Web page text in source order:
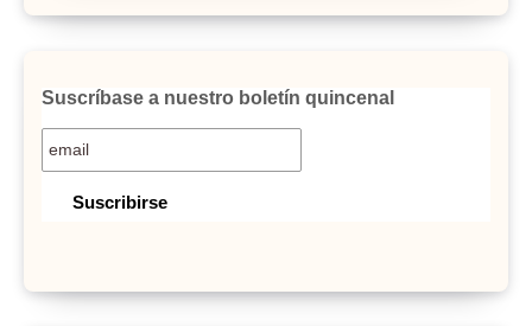
Suscríbase a nuestro boletín quincenal